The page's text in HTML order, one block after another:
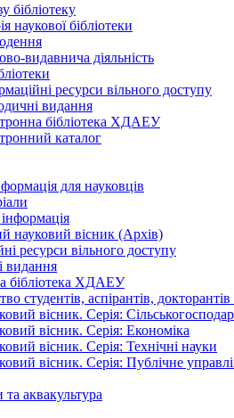
бібліотеку
наукової бібліотеки
видавнича діяльність
ресурси вільного доступу
видання
бібліотека ХДАЕУ
каталог
для науковців
науковий вісник (Архів)
ресурси вільного доступу
видання
бібліотека ХДАЕУ
студентів, аспірантів,
вісник. Серія:
вісник. Серія: Економіка
вісник. Серія: Технічні науки
вісник. Серія: Публічне
та аквакультура